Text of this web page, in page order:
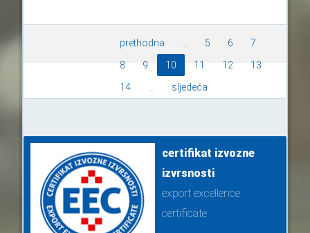
prethodna 5 6
7
8
9 10 11 12
13
14
sljedeća
certifikat izvozne
izvrsnosti
export excellence
certificate